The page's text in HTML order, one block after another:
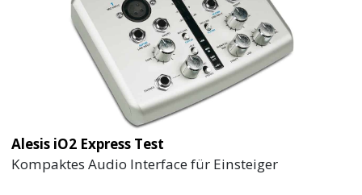
Alesis iO2 Express Test
Kompaktes Audio Interface für Einsteiger